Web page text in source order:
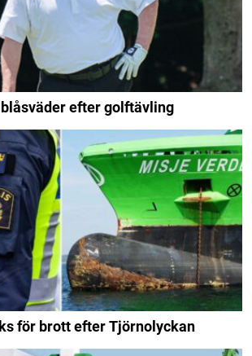
efter golftävling
för brott efter Tjörnolyckan